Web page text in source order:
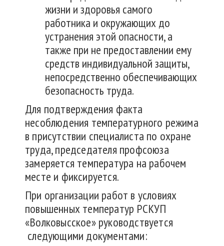
жизни и здоровья самого
работника и окружающих до
устранения этой опасности, а
также при не предоставлении ему
средств индивидуальной защиты,
непосредственно обеспечивающих
безопасность труда.
Для подтверждения факта
несоблюдения температурного режима
в присутствии специалиста по охране
труда, председателя профсоюза
замеряется температура на рабочем
месте и фиксируется.
При организации работ в условиях
повышенных температур РСКУП
«Волковысское» руководствуется
следующими документами: